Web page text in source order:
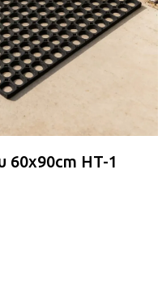
60x90cm HT-1